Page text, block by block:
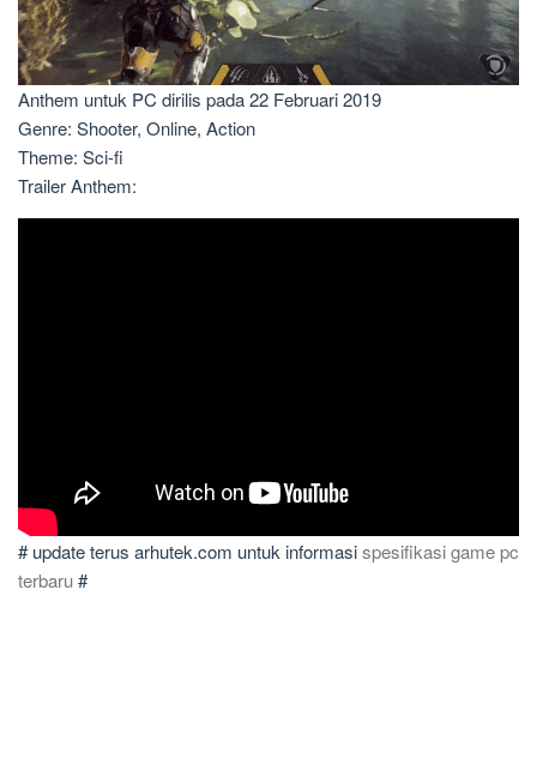
Anthem untuk PC dirilis pada 22 Februari 2019
Genre: Shooter, Online, Action
Theme: Sci-fi
Trailer Anthem:
# update terus arhutek.com untuk informasispesifikasi game pc
terbaru#